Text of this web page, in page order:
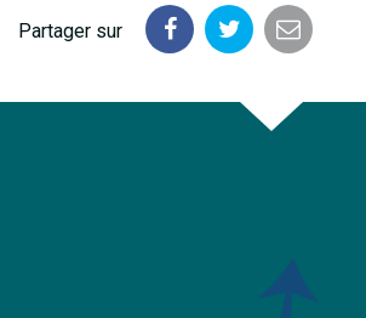
Partager sur
Partager
Facebook
Partager
Twitter
Partager
email